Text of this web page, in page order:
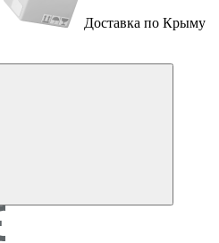
Доставка по Крыму